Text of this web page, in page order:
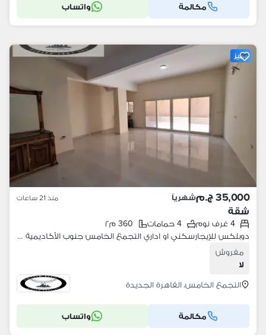
مكالمة واتساب
مميز
35,000 ج.م شهرياً منذ 21 ساعات
شقة
4 غرف نوم 4 حمامات
360 م٢
دوبلكس للإيجارسكني او اداري التجمع الخامس جنوب الأكاديمية بالقرب من التسعين بريم لوكيشن بمدخل خاص تشطيب الترا سوبر لوكس
مفروش
لا
التجمع الخامس، القاهرة الجديدة
مكالمة واتساب